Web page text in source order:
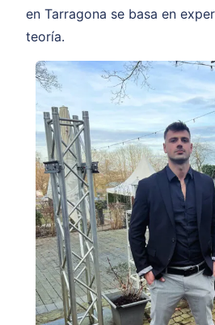
en Tarragona se basa en
teoría.